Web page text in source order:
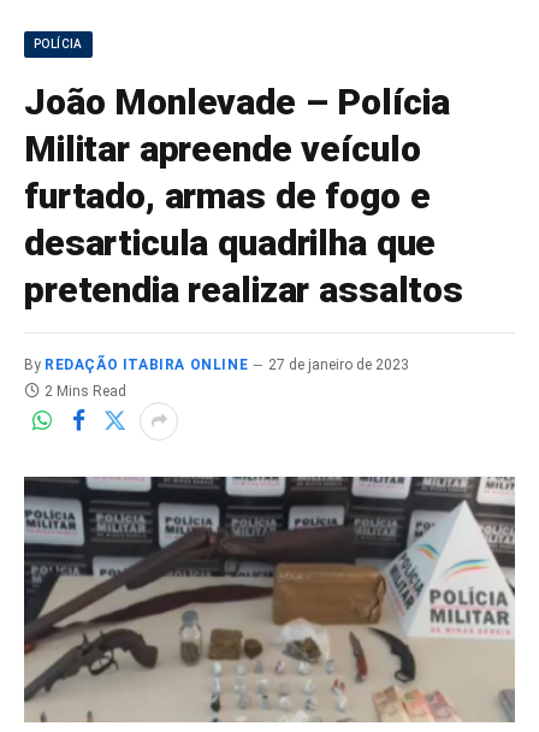
POLÍCIA
João Monlevade – Polícia
Militar apreende veículo
furtado, armas de fogo e
desarticula quadrilha que
pretendia realizar assaltos
By REDAÇÃO ITABIRA ONLINE
27 de janeiro de 2023
2 Mins Read